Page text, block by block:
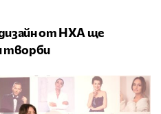
от НХА ще
творби